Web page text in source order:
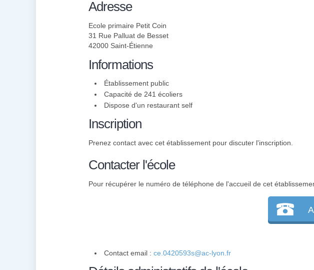
Adresse
Ecole primaire Petit Coin
31 Rue Palluat de Besset
42000 Saint-Étienne
Informations
Établissement public
Capacité de 241 écoliers
Dispose d'un restaurant self
Inscription
Prenez contact avec cet établissement pour discuter l'inscription.
Contacter l'école
Pour récupérer le numéro de téléphone de l'accueil de cet
Contact email : ce.0420593s@ac-lyon.fr